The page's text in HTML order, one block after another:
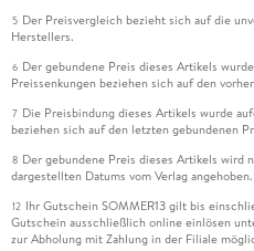
5 Der Preisvergleich bezieht sich auf die
Herstellers.
6 Der gebundene Preis dieses Artikels
Preissenkungen beziehen sich auf den
7 Die Preisbindung dieses Artikels wurde
beziehen sich auf den letzten gebundenen
8 Der gebundene Preis dieses Artikels wird
dargestellten Datums vom Verlag angehoben.
12 Ihr Gutschein SOMMER13 gilt bis
Gutschein ausschließlich online einlösen
zur Abholung mit Zahlung in der Filiale